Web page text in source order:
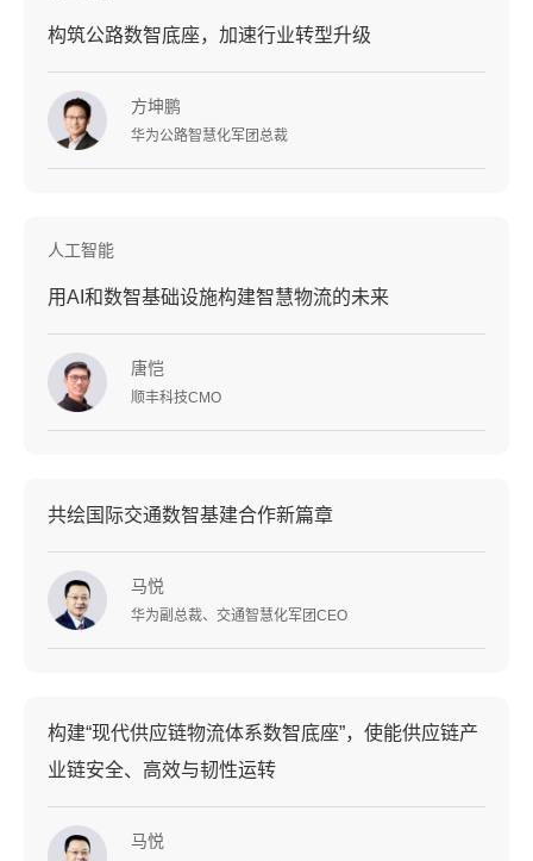
构筑公路数智底座，加速行业转型升级
方坤鹏
华为公路智慧化军团总裁
人工智能
用AI和数智基础设施构建智慧物流的未来
唐恺
顺丰科技CMO
共绘国际交通数智基建合作新篇章
马悦
华为副总裁、交通智慧化军团CEO
构建“现代供应链物流体系数智底座”，使能供应链产
业链安全、高效与韧性运转
马悦